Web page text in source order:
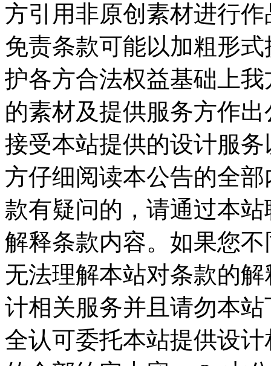
方引用非原创素材进行
免责条款可能以加粗形
护各方合法权益基础上
的素材及提供服务方作
接受本站提供的设计服
方仔细阅读本公告的全
款有疑问的，请通过本
解释条款内容。如果您
无法理解本站对条款的
计相关服务并且请勿本
全认可委托本站提供设